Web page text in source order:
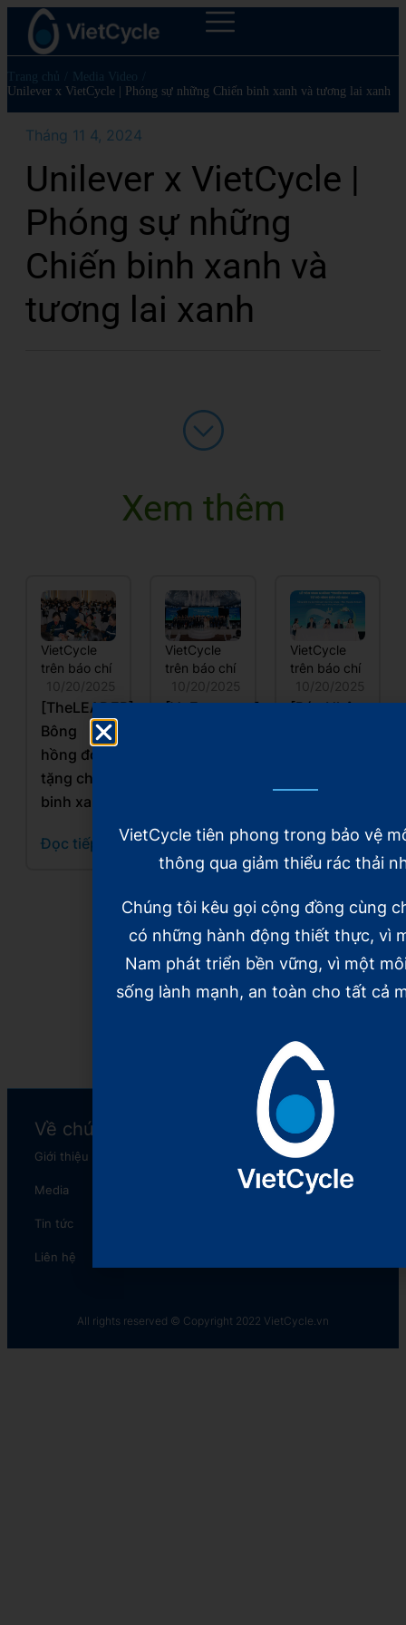
Trang chủ Media Video
Unilever x VietCycle | Phóng sự những Chiến binh xanh và tương lai xanh
Tháng 11 4, 2024
Unilever x VietCycle |
Phóng sự những
Chiến binh xanh và
tương lai xanh
Xem thêm
VietCycle
trên báo chí
10/20/2025
[TheLEADER]
Bông
hồng đỏ
tặng chiến
binh xanh
Đọc tiếp
VietCycle
trên báo chí
10/20/2025
[VnEconomy]
hồi sinh
rác thải
nhựa
Đọc tiếp
VietCycle
trên báo chí
10/20/2025
[Báo Nhân
và hành
trình 5
năm hồi
sinh rác
thải nhựa
Đọc tiếp
Về chúng tôi
Giới thiệu
Media
Tin tức
Liên hệ
Chương trình
XanhNét
The Plastic Reborn
All rights reserved © Copyright 2022 VietCycle.vn
VietCycle tiên phong trong bảo vệ
thông qua giảm thiểu rác thải
Chúng tôi kêu gọi cộng đồng cùng
có những hành động thiết thực, vì
Nam phát triển bền vững, vì một
sống lành mạnh, an toàn cho tất cả